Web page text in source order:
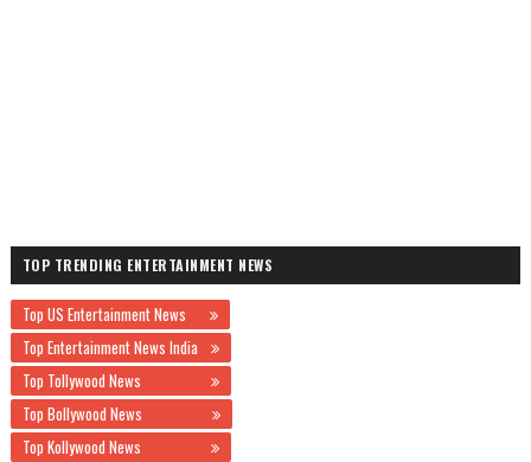
TOP TRENDING ENTERTAINMENT NEWS
Top US Entertainment News
Top Entertainment News India
Top Tollywood News
Top Bollywood News
Top Kollywood News